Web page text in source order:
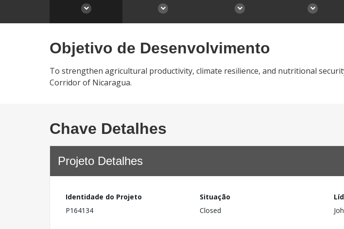
Objetivo de Desenvolvimento
To strengthen agricultural productivity, climate resilience, and nutritional
Corridor of Nicaragua.
Chave Detalhes
Projeto Detalhes
Identidade do Projeto
P164134
Situação
Closed